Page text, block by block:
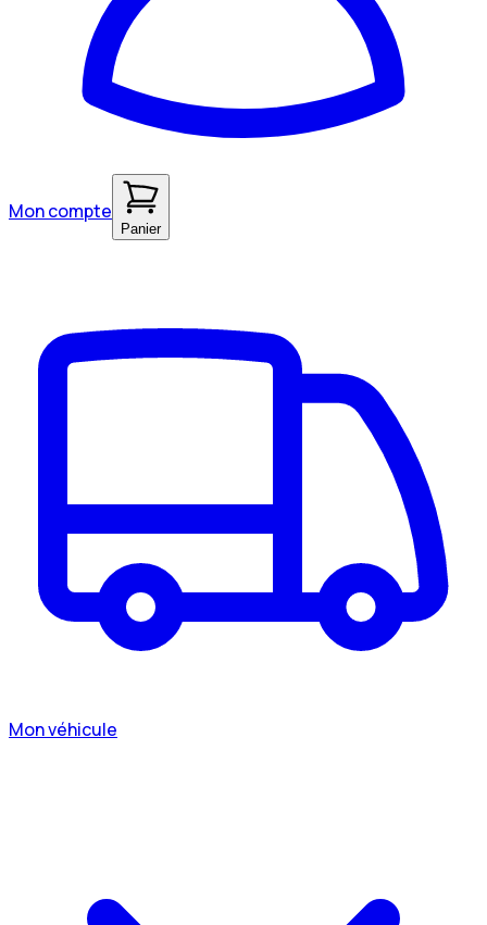
Mon compte
Panier
Mon véhicule